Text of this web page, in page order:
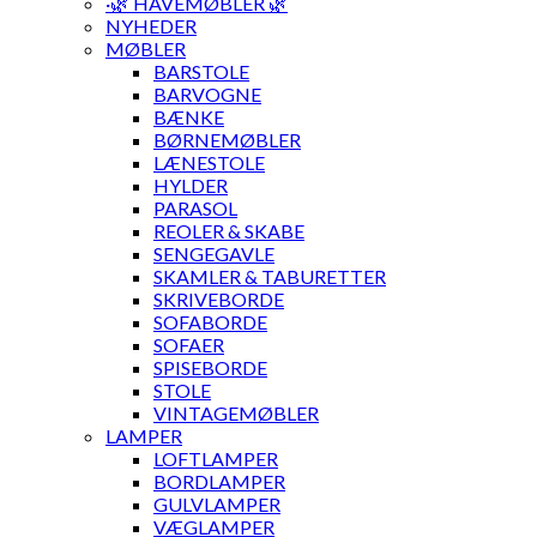
NYHEDER
MØBLER
BARSTOLE
BARVOGNE
BÆNKE
BØRNEMØBLER
LÆNESTOLE
HYLDER
PARASOL
REOLER & SKABE
SENGEGAVLE
SKAMLER & TABURETTER
SKRIVEBORDE
SOFABORDE
SOFAER
SPISEBORDE
STOLE
VINTAGEMØBLER
LAMPER
LOFTLAMPER
BORDLAMPER
GULVLAMPER
VÆGLAMPER